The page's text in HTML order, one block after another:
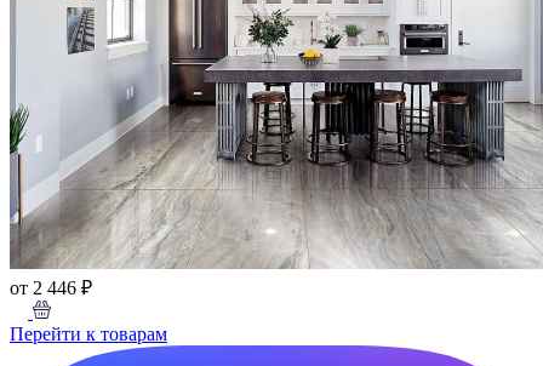
от 2 446 ₽
Перейти к товарам